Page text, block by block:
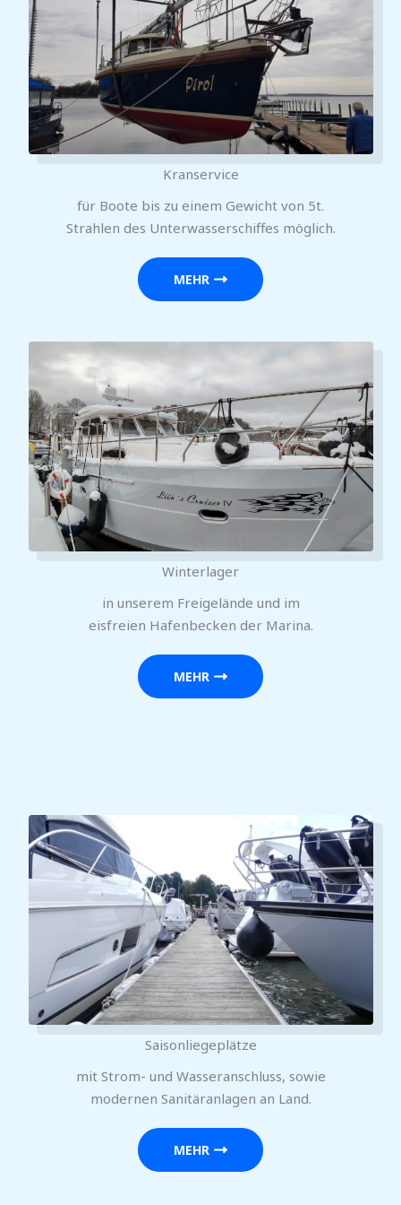
Kranservice
für Boote bis zu einem Gewicht von 5t.
Strahlen des Unterwasserschiffes möglich.
MEHR
Winterlager
in unserem Freigelände und im
eisfreien Hafenbecken der Marina.
MEHR
Saisonliegeplätze
mit Strom- und Wasseranschluss, sowie
modernen Sanitäranlagen an Land.
MEHR